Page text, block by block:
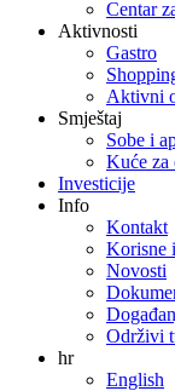
Centar
Aktivnosti
Gastro
Aktivni
Smještaj
Sobe i
Kuće za
Investicije
Info
Kontakt
Korisne
Novosti
Održivi
hr
English